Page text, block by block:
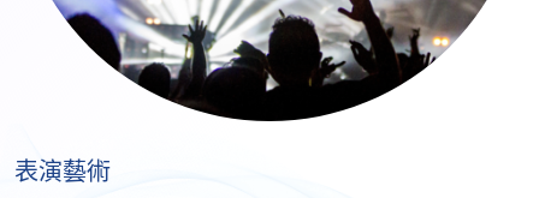
表演藝術